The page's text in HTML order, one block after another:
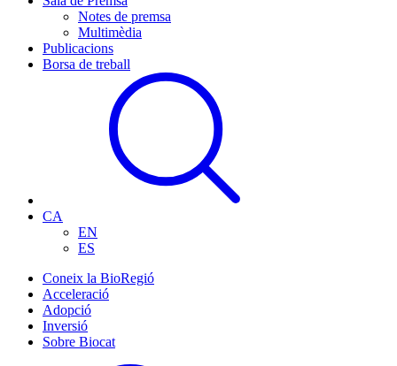
Notes de premsa
Multimèdia
Publicacions
Borsa de treball
CA
EN
ES
Coneix la BioRegió
Acceleració
Adopció
Inversió
Sobre Biocat